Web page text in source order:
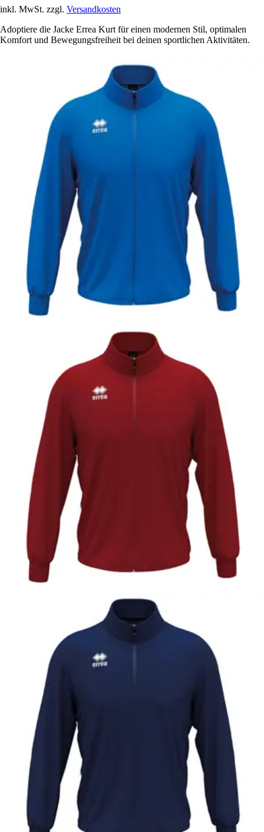
inkl. MwSt. zzgl. Versandkosten
Adoptiere die Jacke Errea Kurt für einen modernen Stil, optimalen
Komfort und Bewegungsfreiheit bei deinen sportlichen Aktivitäten.